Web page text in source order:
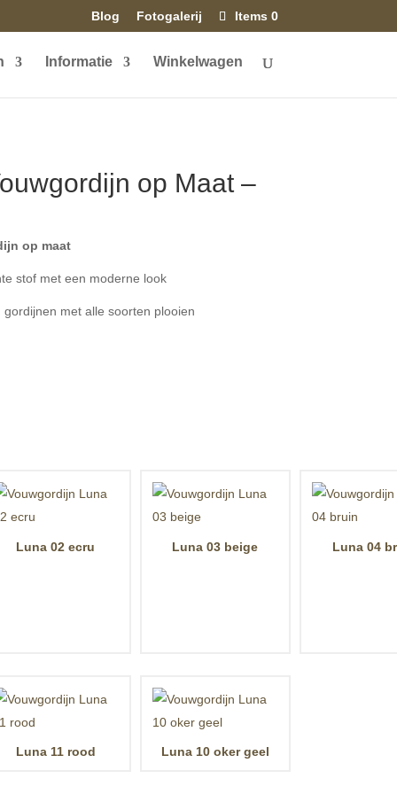
Blog Fotogalerij Items 0
Informatie Winkelwagen
op Maat –
op maat
stof met een moderne look
met alle soorten plooien
Luna 02 ecru Luna 03 beige Luna 04
Luna 11 rood Luna 10 oker geel